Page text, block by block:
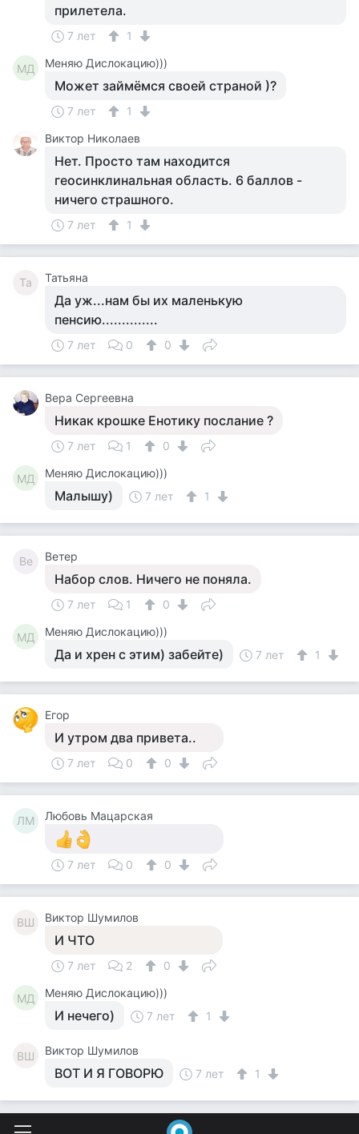
прилетела.
7 лет 1
МД Меняю Дислокацию)))
Может займёмся своей страной )?
7 лет
1
Виктор Николаев
Нет. Просто там находится
геосинклинальная область. 6 баллов -
ничего страшного.
7 лет 1
Та Татьяна
Да уж...нам бы их маленькую
пенсию..............
7 лет 0 0
Вера Сергеевна
Никак крошке Енотику послание ?
7 лет 1 0
МД Меняю Дислокацию)))
Малышу) 7 лет 1
Ве Ветер
Набор слов. Ничего не поняла.
7 лет 1 0
МД Меняю Дислокацию)))
Да и хрен с этим) забейте) 7 лет 1
Егор
И утром два привета..
7 лет 0 0
ЛМ Любовь Мацарская
7 лет 0 0
ВШ Виктор Шумилов
И ЧТО
7 лет 2 0
МД Меняю Дислокацию)))
И нечего) 7 лет 1
ВШ Виктор Шумилов
ВОТ И Я ГОВОРЮ 7 лет 1